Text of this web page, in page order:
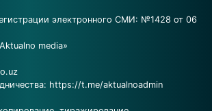
электронного СМИ: №1428 от 06
media»
https://t.me/aktualnoadmin